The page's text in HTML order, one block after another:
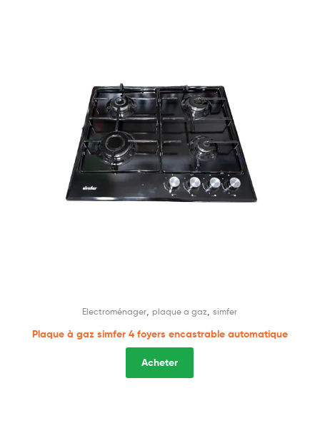
Electroménager plaque a gaz simfer
Plaque à gaz simfer 4 foyers encastrable automatique
Acheter